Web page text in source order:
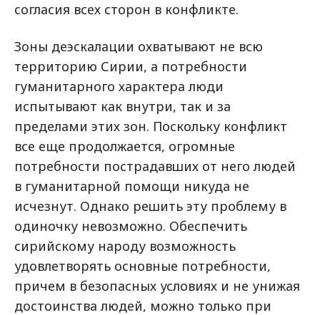
согласия всех сторон в конфликте.
Зоны деэскалации охватывают не всю
территорию Сирии, а потребности
гуманитарного характера люди
испытывают как внутри, так и за
пределами этих зон. Поскольку конфликт
все еще продолжается, огромные
потребности пострадавших от него людей
в гуманитарной помощи никуда не
исчезнут. Однако решить эту проблему в
одиночку невозможно. Обеспечить
сирийскому народу возможность
удовлетворять основные потребности,
причем в безопасных условиях и не унижая
достоинства людей, можно только при